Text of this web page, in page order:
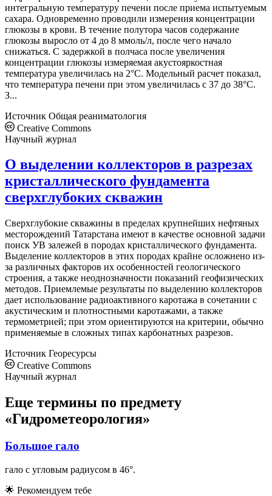
интегральную температуру печени после приема испытуемым
сахара. Одновременно проводили измерения концентрации
глюкозы в крови. В течение полутора часов содержание
глюкозы выросло от 4 до 8 ммоль/л, после чего начало
снижаться. С задержкой в полчаса после увеличения
концентрации глюкозы измеряемая акустояркостная
температура увеличилась на 2°С. Модельный расчет показал,
что температура печени при этом увеличилась с 37 до 38°С.
З...
Источник Общая реаниматология
Creative Commons
Научный журнал
О выделении коллекторов в разрезах
кристаллического фундамента
сверхглубоких скважин
Сверхглубокие скважины в пределах крупнейших нефтяных
месторождений Татарстана имеют в качестве основной задачи
поиск УВ залежей в породах кристаллического фундамента.
Выделение коллекторов в этих породах крайне осложнено из-
за различных факторов их особенностей геологического
строения, а также неоднозначности показаний геофизических
методов. Приемлемые результаты по выделению коллекторов
дает использование радиоактивного каротажа в сочетании с
акустическим и плотностными каротажами, а также
термометрией; при этом ориентируются на критерии, обычно
применяемые в сложных типах карбонатных разрезов.
Источник Георесурсы
Creative Commons
Научный журнал
Еще термины по предмету
«Гидрометеорология»
Большое гало
гало с угловым радиусом в 46°.
🌟 Рекомендуем тебе